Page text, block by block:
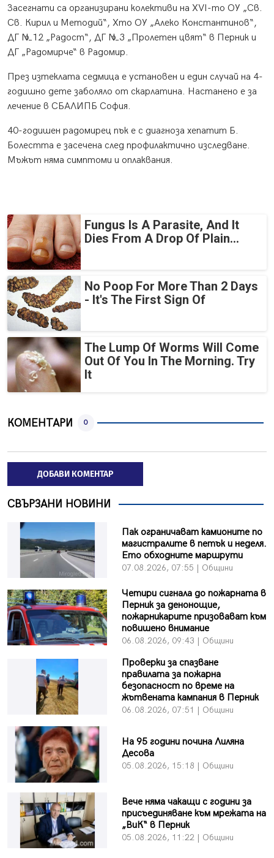
Засегнати са организирани колективи на XVI-то ОУ „Св.
Св. Кирил и Методий“, Xто ОУ „Алеко Константинов“,
ДГ №12 „Радост“, ДГ №3 „Пролетен цвят“ в Перник и
ДГ „Радомирче“ в Радомир.
През изтеклата седмица е установен и един случай на 4-
годишно дете заболяло от скарлатина. Настанено е за
лечение в СБАЛИПБ София.
40-годишен радомирец пък е с диагноза хепатит Б.
Болестта е засечена след профилактично изследване.
Мъжът няма симптоми и оплаквания.
Fungus Is A Parasite, And It
Dies From A Drop Of Plain...
No Poop For More Than 2 Days
- It's The First Sign Of
The Lump Of Worms Will Come
Out Of You In The Morning. Try
It
КОМЕНТАРИ 0
ДОБАВИ КОМЕНТАР
СВЪРЗАНИ НОВИНИ
Пак ограничават камионите по
магистралите в петък и неделя.
Ето обходните маршрути
07.08.2026, 07:55 | Общини
Четири сигнала до пожарната в
Перник за денонощие,
пожарникарите призовават към
повишено внимание
06.08.2026, 09:43 | Общини
Проверки за спазване
правилата за пожарна
безопасност по време на
жътвената кампания в Перник
06.08.2026, 07:51 | Общини
На 95 години почина Лиляна
Десова
05.08.2026, 15:18 | Общини
Вече няма чакащи с години за
присъединяване към мрежата на
„ВиК“ в Перник
05.08.2026, 11:22 | Общини